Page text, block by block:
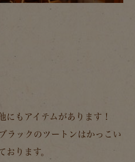
にもアイテムがあります！
ラックのツートンはかっこい
ります。